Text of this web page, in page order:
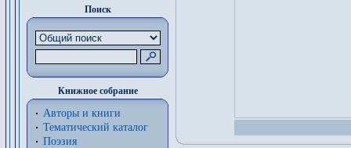
Поиск
Книжное собрание
Авторы и книги
Тематический каталог
Поэзия